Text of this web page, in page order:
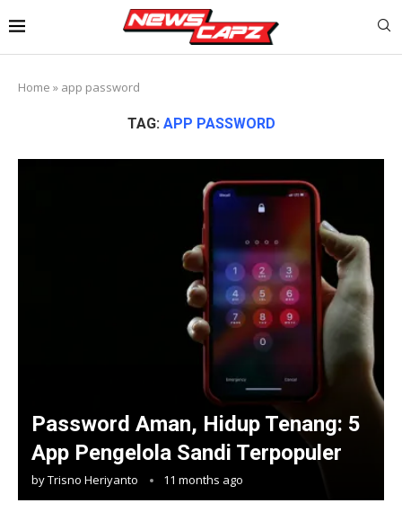
Home » app password
TAG: APP PASSWORD
Password Aman, Hidup Tenang: 5
App Pengelola Sandi Terpopuler
byTrisno Heriyanto 11 months ago